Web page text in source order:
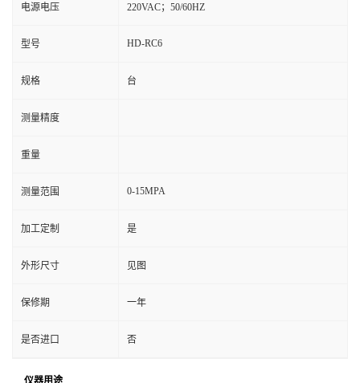
电源电压 220VAC；50/60HZ
型号 HD-RC6
规格 台
测量精度
重量
测量范围 0-15MPA
加工定制 是
外形尺寸 见图
保修期 一年
是否进口 否
仪器用途